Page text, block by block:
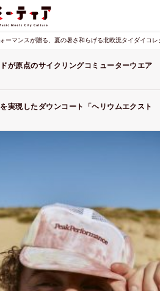
ーマンスが贈る、夏の暑さ和らげる北欧流タイダイコレ
が原点のサイクリングコミューターウエア
実現したダウンコート「ヘリウムエクスト